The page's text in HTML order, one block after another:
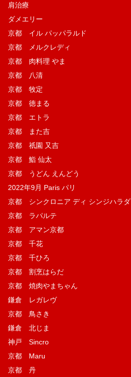
肩治療
ダメエリー
京都 イル パッパラルド
京都 メルクレディ
京都 肉料理 やま
京都 八清
京都 牧定
京都 徳まる
京都 エトラ
京都 また吉
京都 祇園 又吉
京都 鮨 仙太
京都 うどん えんどう
2022年9月 Paris パリ
京都 シンクロニア ディ シンジハラダ
京都 ラパルテ
京都 アマン京都
京都 千花
京都 千ひろ
京都 割烹はらだ
京都 焼肉やまちゃん
鎌倉 レガレヴ
京都 鳥さき
鎌倉 北じま
神戸 Sincro
京都 Maru
京都 丹